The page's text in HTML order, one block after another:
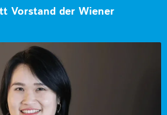
Vorstand der Wiener